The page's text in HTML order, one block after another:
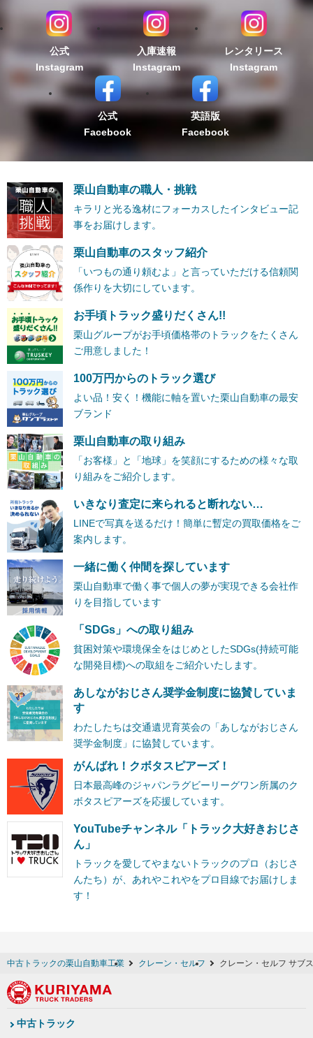
公式
Instagram
入庫速報
Instagram
レンタリース
Instagram
公式
Facebook
英語版
Facebook
栗山自動車の職人・挑戦
キラリと光る逸材にフォーカスしたインタビュー記
事をお届けします。
栗山自動車のスタッフ紹介
「いつもの通り頼むよ」と言っていただける信頼関
係作りを大切にしています。
お手頃トラック盛りだくさん!!
栗山グループがお手頃価格帯のトラックをたくさん
ご用意しました！
100万円からのトラック選び
よい品！安く！機能に軸を置いた栗山自動車の最安
ブランド
栗山自動車の取り組み
「お客様」と「地球」を笑顔にするための様々な取
り組みをご紹介します。
いきなり査定に来られると断れない…
LINEで写真を送るだけ！簡単に暫定の買取価格をご
案内します。
一緒に働く仲間を探しています
栗山自動車で働く事で個人の夢が実現できる会社作
りを目指しています
「SDGs」への取り組み
貧困対策や環境保全をはじめとしたSDGs(持続可能
な開発目標)への取組をご紹介いたします。
あしながおじさん奨学金制度に協賛していま
す
わたしたちは交通遺児育英会の「あしながおじさん
奨学金制度」に協賛しています。
がんばれ！クボタスピアーズ！
日本最高峰のジャパンラグビーリーグワン所属のク
ボタスピアーズを応援しています。
YouTubeチャンネル「トラック大好きおじさ
ん」
トラックを愛してやまないトラックのプロ（おじさ
んたち）が、あれやこれやをプロ目線でお届けしま
す！
中古トラックの栗山自動車工業 クレーン・セルフ クレーン・セルフ サブ
中古トラック